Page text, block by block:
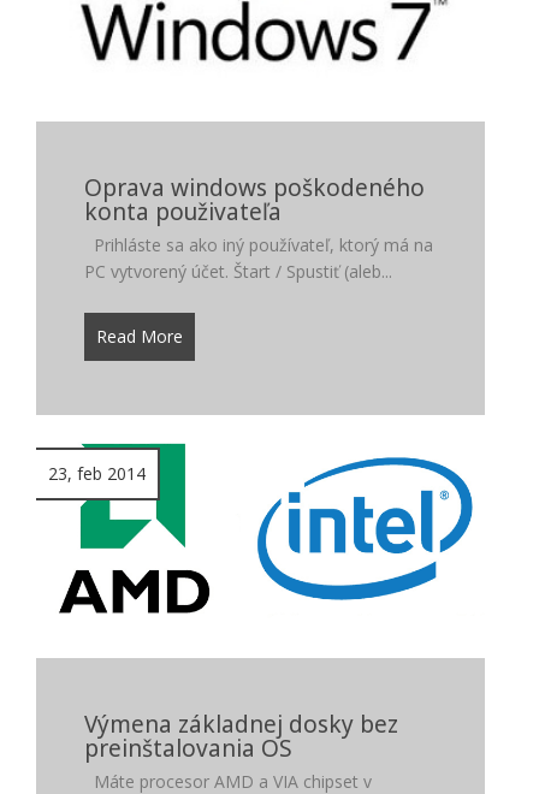
Oprava windows poškodeného
konta použivateľa
Prihláste sa ako iný používateľ, ktorý má na
PC vytvorený účet. Štart / Spustiť (aleb...
Read More
23, feb 2014
Výmena základnej dosky bez
preinštalovania OS
Máte procesor AMD a VIA chipset v